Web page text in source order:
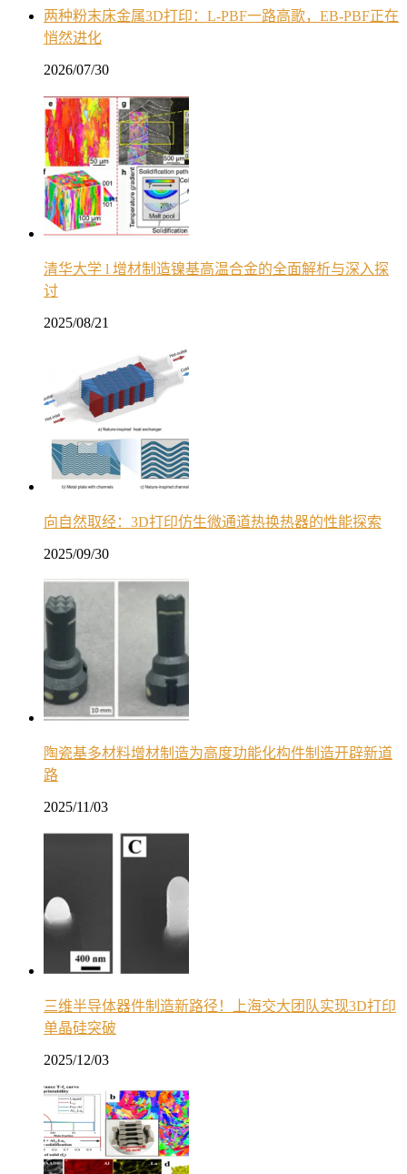
两种粉末床金属3D打印：L-PBF一路高歌，EB-PBF正在
悄然进化
2026/07/30
清华大学 l 增材制造镍基高温合金的全面解析与深入探
讨
2025/08/21
向自然取经：3D打印仿生微通道热换热器的性能探索
2025/09/30
陶瓷基多材料增材制造为高度功能化构件制造开辟新道
路
2025/11/03
三维半导体器件制造新路径！上海交大团队实现3D打印
单晶硅突破
2025/12/03